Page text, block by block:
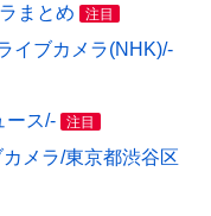
まとめ 注目
イブカメラ(NHK)/-
ース/- 注目
メラ/東京都渋谷区